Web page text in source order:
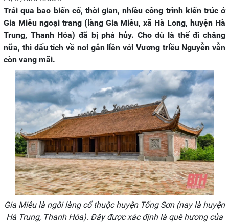
Trải qua bao biến cố, thời gian, nhiều công trình kiến trúc ở
Gia Miêu ngoại trang (làng Gia Miêu, xã Hà Long, huyện Hà
Trung, Thanh Hóa) đã bị phá hủy. Cho dù là thế đi chăng
nữa, thì dấu tích về nơi gắn liền với Vương triều Nguyễn vẫn
còn vang mãi.
Gia Miêu là ngôi làng cổ thuộc huyện Tống Sơn (nay là huyện
Hà Trung, Thanh Hóa). Đây được xác định là quê hương của